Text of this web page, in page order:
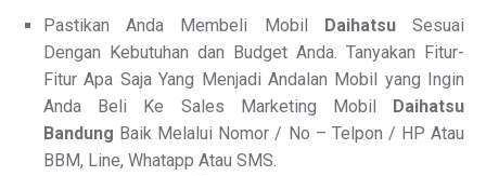
Pastikan Anda Membeli Mobil DaihatsuSesuai
Dengan Kebutuhan dan Budget Anda. Tanyakan Fitur-
Fitur Apa Saja Yang Menjadi Andalan Mobil yang Ingin
Anda Beli Ke Sales Marketing Mobil Daihatsu
Bandung Baik Melalui Nomor / No – Telpon / HP Atau
BBM, Line, Whatapp Atau SMS.